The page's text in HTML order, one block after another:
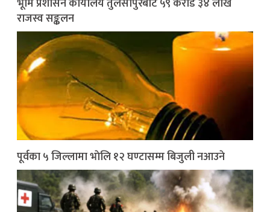
राजस्व सङ्कलन
पूर्वका ५ जिल्लामा भाेलि १२ घण्टासम्म बिजुली नआउने